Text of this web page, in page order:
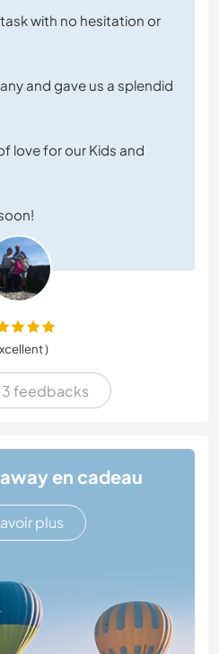
with no hesitation or
and gave us a splendid
love for our Kids and
)
3 feedbacks
en cadeau
plus